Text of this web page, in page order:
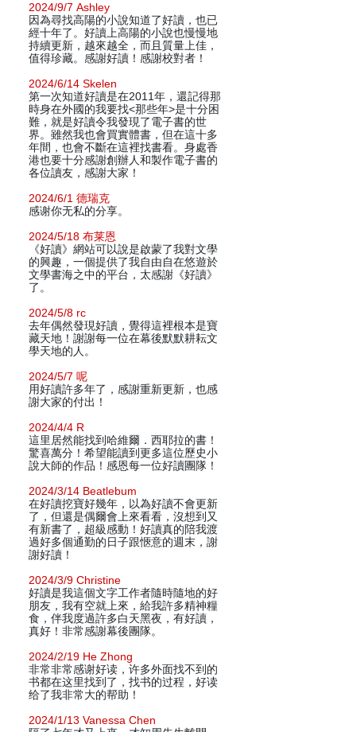
2024/9/7 Ashley
因為尋找高陽的小說知道了好讀，也已
經十年了。好讀上高陽的小說也慢慢地
持續更新，越來越全，而且質量上佳，
值得珍藏。感謝好讀！感謝校對者！
2024/6/14 Skelen
第一次知道好讀是在2011年，還記得那
時身在外國的我要找<那些年>是十分困
難，就是好讀令我發現了電子書的世
界。雖然我也會買實體書，但在這十多
年間，也會不斷在這裡找書看。身處香
港也要十分感謝創辦人和製作電子書的
各位讀友，感謝大家！
2024/6/1 德瑞克
感谢你无私的分享。
2024/5/18 布莱恩
《好讀》網站可以說是啟蒙了我對文學
的興趣，一個提供了我自由自在悠遊於
文學書海之中的平台，太感謝《好讀》
了。
2024/5/8 rc
去年偶然發現好讀，覺得這裡根本是寶
藏天地！謝謝每一位在幕後默默耕耘文
學天地的人。
2024/5/7 呢
用好讀許多年了，感謝重新更新，也感
謝大家的付出！
2024/4/4 R
這里居然能找到哈維爾．西耶拉的書！
驚喜萬分！希望能讀到更多這位歷史小
說大師的作品！感恩每一位好讀團隊！
2024/3/14 Beatlebum
在好讀挖寶好幾年，以為好讀不會更新
了，但還是偶爾會上來看看，沒想到又
有新書了，超級感動！好讀真的陪我渡
過好多個通勤的日子跟愜意的週末，謝
謝好讀！
2024/3/9 Christine
好讀是我這個文字工作者隨時隨地的好
朋友，我有空就上來，給我許多精神糧
食，伴我度過許多白天黑夜，有好讀，
真好！非常感謝幕後團隊。
2024/2/19 He Zhong
非常非常感谢好读，许多外面找不到的
书都在这里找到了，找书的过程，好读
给了我非常大的帮助！
2024/1/13 Vanessa Chen